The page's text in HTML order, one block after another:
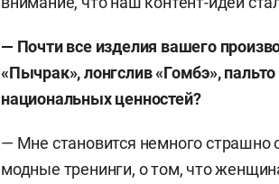
— Почти все изделия вашего
«Пычрак», лонгслив «Гомбэ»,
национальных ценностей?
— Мне становится немного страшно
модные тренинги, о том, что